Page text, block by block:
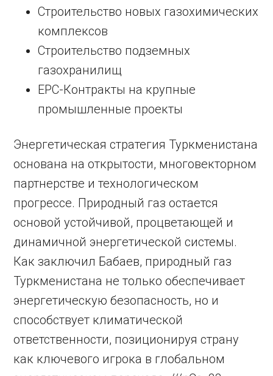
Строительство новых газохимических
комплексов
Строительство подземных
газохранилищ
EPC-Контракты на крупные
промышленные проекты
Энергетическая стратегия Туркменистана
основана на открытости, многовекторном
партнерстве и технологическом
прогрессе. Природный газ остается
основой устойчивой, процветающей и
динамичной энергетической системы.
Как заключил Бабаев, природный газ
Туркменистана не только обеспечивает
энергетическую безопасность, но и
способствует климатической
ответственности, позиционируя страну
как ключевого игрока в глобальном